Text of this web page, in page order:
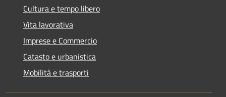
Cultura e tempo libero
Vita lavorativa
Imprese e Commercio
Catasto e urbanistica
Mobilità e trasporti